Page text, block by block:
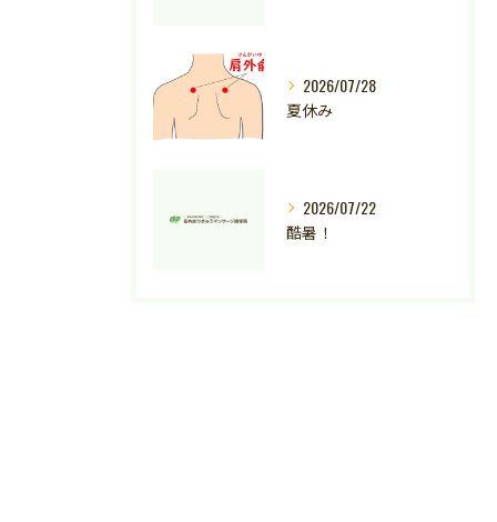
2026/07/28
夏休み
2026/07/22
酷暑！